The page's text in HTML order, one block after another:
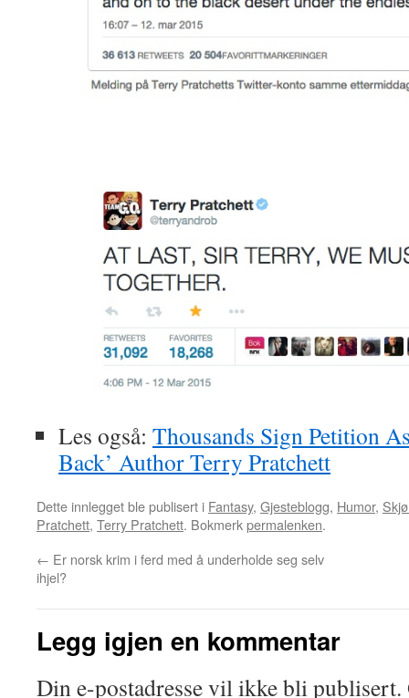
Les også: Thousands Sign Petition
Back’ Author Terry Pratchett
Dette innlegget ble publisert i Fantasy, Gjesteblogg, Humor,
Pratchett, Terry Pratchett. Bokmerkpermalenken.
← Er norsk krim i ferd med å underholde seg selv
ihjel?
Legg igjen en kommentar
Din e-postadresse vil ikke bli publisert.